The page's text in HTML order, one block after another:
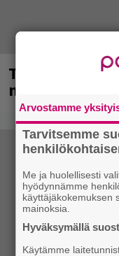
Tampereella
nämä artistit
Arvostamme
Tarvitsemme
Me ja huolellisesti
hyödynnämme
käyttäjäkokemuksen
mainoksia.
Hyväksymällä
Käytämme